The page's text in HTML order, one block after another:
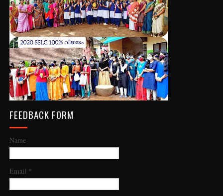
FEEDBACK FORM
Name
Email *